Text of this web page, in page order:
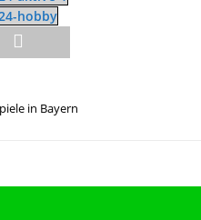
hobby
in Bayern